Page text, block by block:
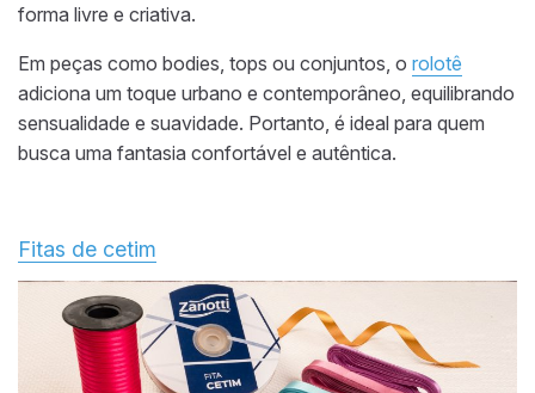
forma livre e criativa.
Em peças como bodies, tops ou conjuntos, o rolotê
adiciona um toque urbano e contemporâneo, equilibrando
sensualidade e suavidade. Portanto, é ideal para quem
busca uma fantasia confortável e autêntica.
Fitas de cetim